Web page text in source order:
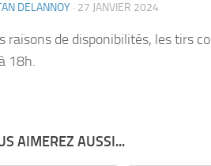
DELANNOY · 27 JANVIER 2024
raisons de disponibilités, les tirs
18h.
AIMEREZ AUSSI...